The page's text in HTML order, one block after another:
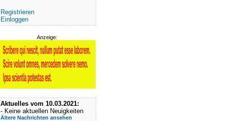
Registrieren
Einloggen
Anzeige:
Aktuelles vom 10.03.2021:
- Keine aktuellen Neuigkeiten
Ältere Nachrichten ansehen